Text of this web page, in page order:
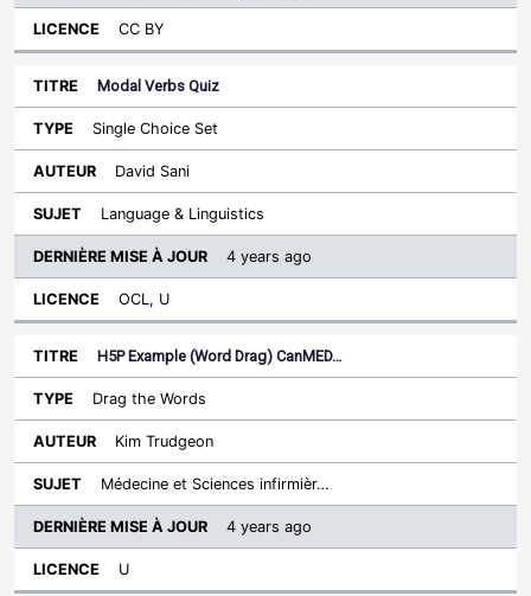
CC BY
Modal Verbs Quiz
Single Choice Set
David Sani
Language & Linguistics
4 years ago
OCL, U
H5P Example (Word Drag) CanMED…
Drag the Words
Kim Trudgeon
Médecine et Sciences infirmièr…
4 years ago
U